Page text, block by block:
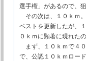
選手権」があるので、
その次は、１０ｋｍ
ベストを更新したが、
０ｋｍに顕著に現れた
まず、１０ｋｍで４
で、公認１０ｋｍロー